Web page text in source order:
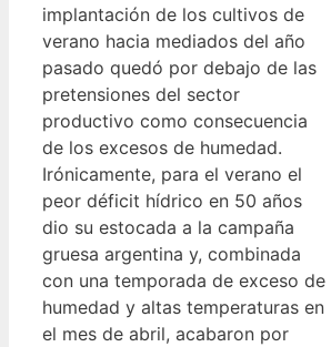
implantación de los cultivos de
verano hacia mediados del año
pasado quedó por debajo de las
pretensiones del sector
productivo como consecuencia
de los excesos de humedad.
Irónicamente, para el verano el
peor déficit hídrico en 50 años
dio su estocada a la campaña
gruesa argentina y, combinada
con una temporada de exceso de
humedad y altas temperaturas en
el mes de abril, acabaron por